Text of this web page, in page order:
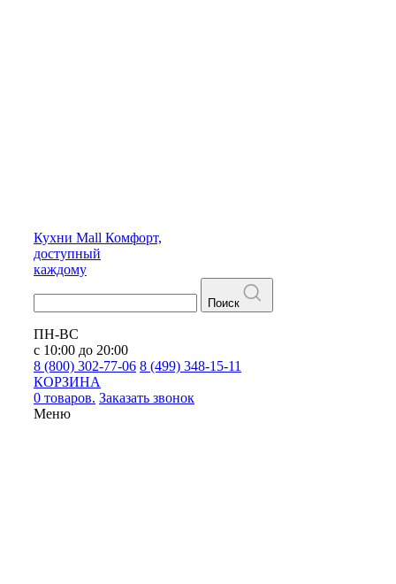
Кухни Mall Комфорт,
доступный
каждому
Поиск
ПН-ВС
с 10:00 до 20:00
8 (800) 302-77-06 8 (499) 348-15-11
КОРЗИНА
0 товаров. Заказать звонок
Меню